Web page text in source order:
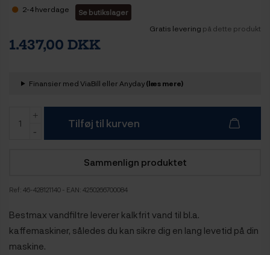
2-4 hverdage
Se butikslager
Gratis levering på dette produkt
1.437,00 DKK
Finansier med ViaBill eller Anyday(læs mere)
Tilføj til kurven
Sammenlign produktet
Ref: 46-428121140 - EAN: 4250266700084
Bestmax vandfiltre leverer kalkfrit vand til bl.a.
kaffemaskiner, således du kan sikre dig en lang levetid på din
maskine.